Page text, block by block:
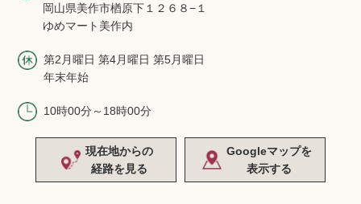
岡山県美作市楢原下１２６８−１
ゆめマート美作内
第2月曜日 第4月曜日 第5月曜日
年末年始
10時00分～18時00分
現在地からの
経路を見る
Googleマップを
表示する